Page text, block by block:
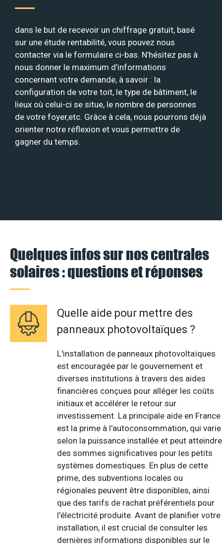
dans le but de recevoir un chiffrage gratuit, basé
sur une étude rentabilité, vous pouvez nous
contacter via le formulaire ci-bas. N’hésitez pas à
nous donner le maximum d’informations
concernant votre demande, à savoir : la
configuration de votre toit, le type de bâtiment, le
lieux où celui-ci se situe, le nombre de personnes
de votre foyer,etc. Grâce à cela, nous pourrons déjà
orienter notre réflexion et vous permettre de
gagner du temps.
Quelques infos sur nos centrales
solaires : questions et réponses
Quelle aide pour mettre des
panneaux photovoltaïques ?
L'installation de panneaux photovoltaïques
est encouragée par le gouvernement et
diverses institutions à travers des aides
financières conçues pour alléger les coûts
initiaux et accélérer le retour sur
investissement. La principale aide en France
est la prime à l'autoconsommation, qui varie
selon la puissance installée et peut atteindre
des sommes significatives pour les petits
systèmes domestiques. En plus de cette
prime, des subventions locales ou
régionales peuvent être disponibles, ainsi
que des tarifs de rachat préférentiels pour
l'électricité produite. Avant de planifier votre
installation, il est crucial de consulter les
dernières informations disponibles sur le